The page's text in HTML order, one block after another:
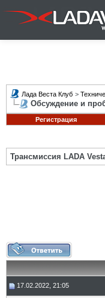
Лада Веста Клуб >
Обсуждение и
Регистрация
Трансмиссия LADA
17.02.2022, 21:05